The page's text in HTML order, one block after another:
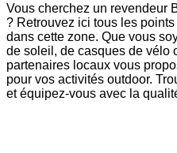
Vous cherchez un revendeur
? Retrouvez ici tous les
dans cette zone. Que vous
de soleil, de casques de vélo
partenaires locaux vous
pour vos activités outdoor.
et équipez-vous avec la